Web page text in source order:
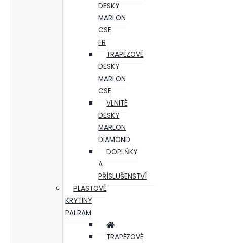
DESKY
MARLON
CSE
FR
TRAPÉZOVÉ
DESKY
MARLON
CSE
VLNITÉ
DESKY
MARLON
DIAMOND
DOPLŇKY
A
PŘÍSLUŠENSTVÍ
PLASTOVÉ
KRYTINY
PALRAM
TRAPÉZOVÉ